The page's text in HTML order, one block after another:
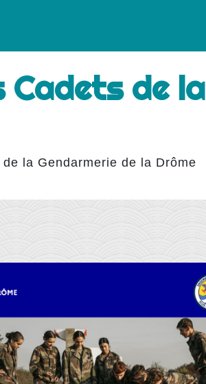
Cadets de la
la Gendarmerie de la Drôme